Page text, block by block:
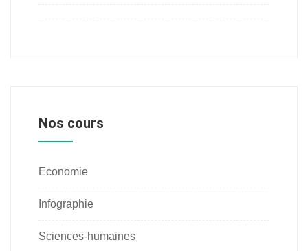
Nos cours
Economie
Infographie
Sciences-humaines